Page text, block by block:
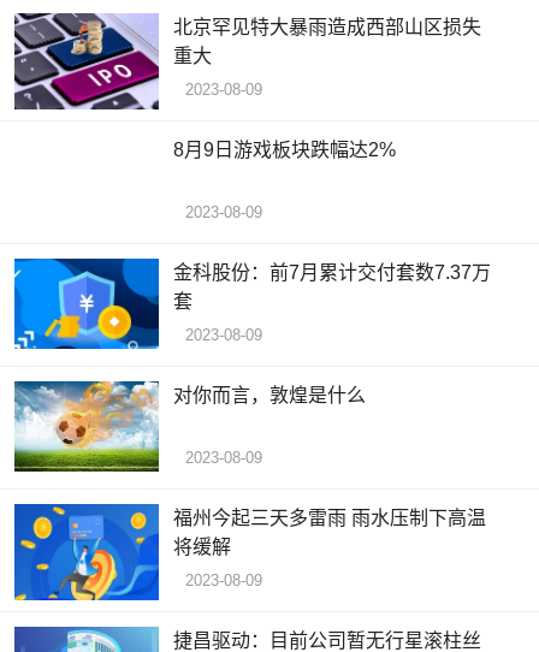
北京罕见特大暴雨造成西部山区损失
重大
2023-08-09
8月9日游戏板块跌幅达2%
2023-08-09
金科股份：前7月累计交付套数7.37万
套
2023-08-09
对你而言，敦煌是什么
2023-08-09
福州今起三天多雷雨 雨水压制下高温
将缓解
2023-08-09
捷昌驱动：目前公司暂无行星滚柱丝